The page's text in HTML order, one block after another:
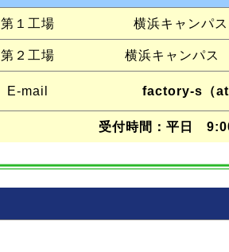
第１工場 横浜キャンパ
第２工場 横浜キャンパ
E-mail factory-s（
受付時間：平日